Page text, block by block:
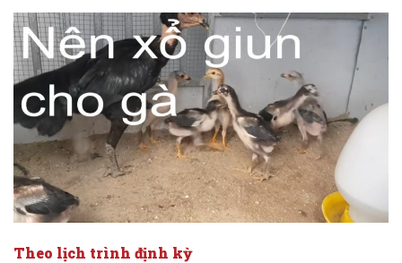
Theo lịch trình định kỳ